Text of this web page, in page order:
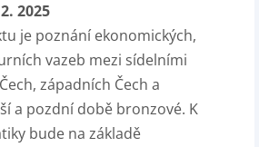
2025
je poznání ekonomických,
vazeb mezi sídelními
západních Čech a
a pozdní době bronzové. K
bude na základě